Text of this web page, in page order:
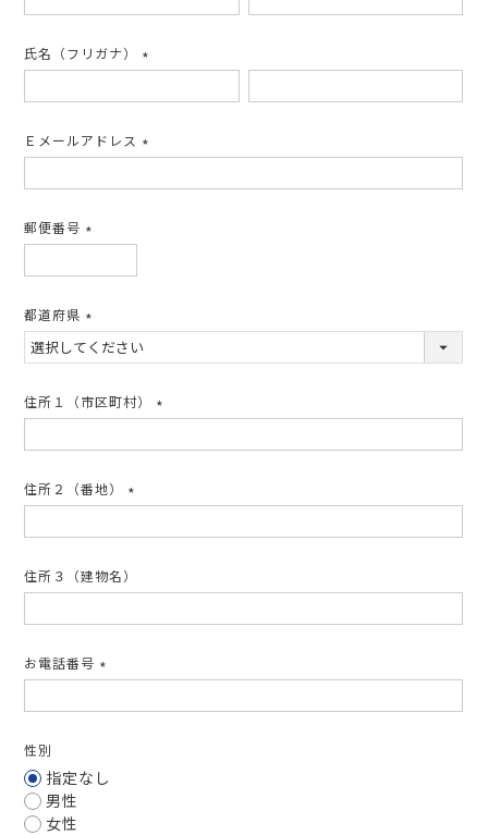
須)
氏名（フリガナ）
須)
Ｅメールアドレス
須)
郵便番号
須)
都道府県
(必
須)
住所１（市区町村）
須)
住所２（番地）
須)
住所３（建物名）
お電話番号
須)
性別
指定なし
男性
女性